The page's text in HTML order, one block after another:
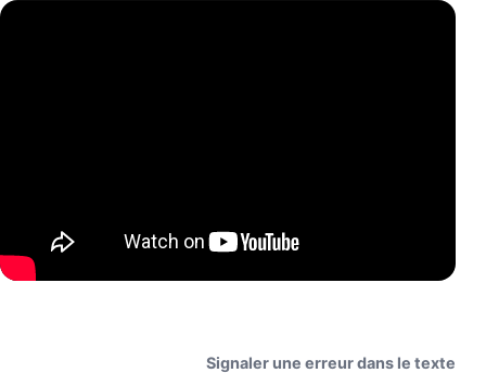
Signaler une erreur dans le texte